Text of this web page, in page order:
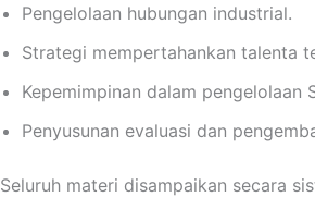
Pengelolaan hubungan industrial.
Strategi mempertahankan talenta
Kepemimpinan dalam pengelolaan
Penyusunan evaluasi dan
Seluruh materi disampaikan secara